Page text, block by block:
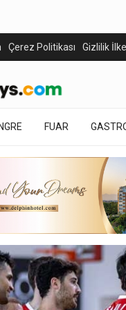
Çerez Politikası Gizlilik
FUAR